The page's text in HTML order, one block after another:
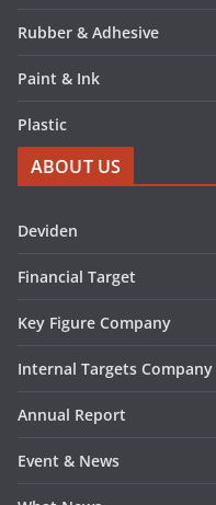
Rubber & Adhesive
Paint & Ink
Plastic
ABOUT US
Deviden
Financial Target
Key Figure Company
Internal Targets Company
Annual Report
Event & News